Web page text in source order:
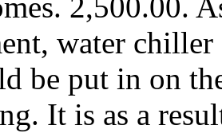
2,500.00.
water
be put in on
It is as a